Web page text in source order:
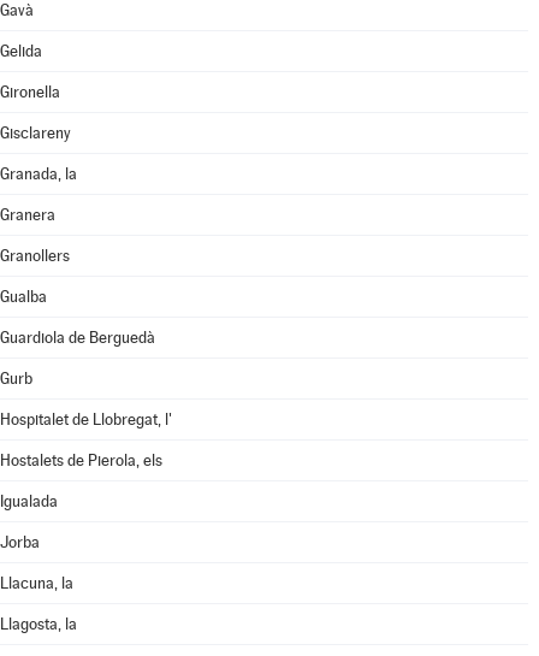
Gavà
Gelida
Gironella
Gisclareny
Granada, la
Granera
Granollers
Gualba
Guardiola de Berguedà
Gurb
Hospitalet de Llobregat, l'
Hostalets de Pierola, els
Igualada
Jorba
Llacuna, la
Llagosta, la